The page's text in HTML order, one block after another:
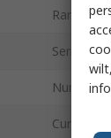
Range
Series
Number
Current